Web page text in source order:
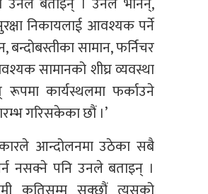
निकायलाई आवश्यक पर्ने
बन्दोबस्तीका सामान, फर्निचर
सामानको शीघ्र व्यवस्था
रूपमा कार्यस्थलमा फर्काउने
गरिसकेका छौं ।’
आन्दोलनमा उठेका सबै
नसक्ने पनि उनले बताइन् ।